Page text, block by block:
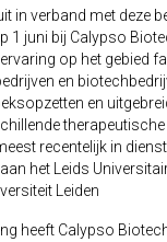
in verband met deze
1 juni bij Calypso
op het gebied
en
en
therapeutische
recentelijk in
het Leids
Leiden
heeft Calypso